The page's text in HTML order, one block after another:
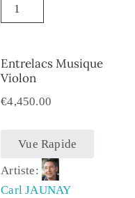
Entrelacs Musique
Violon
€4,450.00
Vue Rapide
Artiste:
Carl JAUNAY